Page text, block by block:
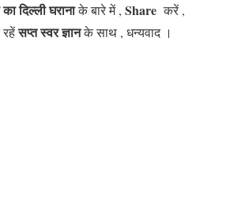
दिल्ली घरानाके बारे में , Shareकरें ,
रहेंसप्त स्वरज्ञानके साथ , धन्यवाद ।